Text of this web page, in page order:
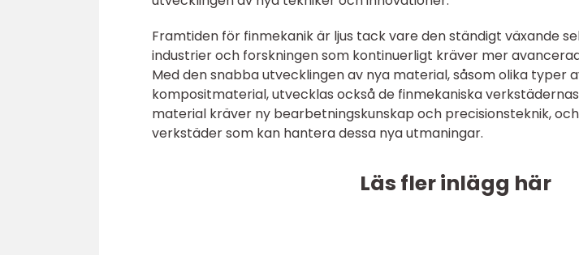
Framtiden för finmekanik är ljus tack vare den ständigt växande
industrier och forskningen som kontinuerligt kräver mer
Med den snabba utvecklingen av nya material, såsom olika typer
kompositmaterial, utvecklas också de finmekaniska
material kräver ny bearbetningskunskap och precisionsteknik,
verkstäder som kan hantera dessa nya utmaningar.
Läs fler inlägg här